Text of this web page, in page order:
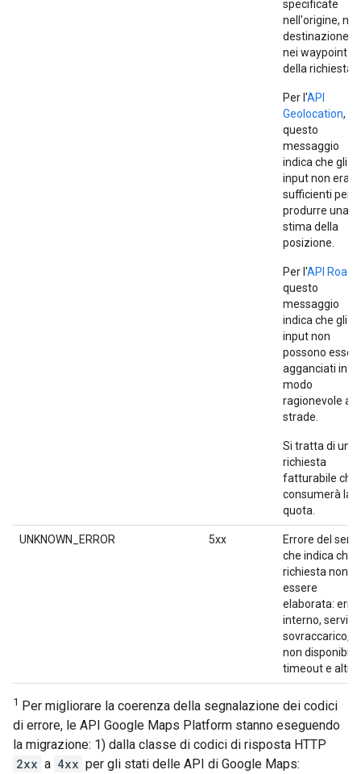
specificate
nell'origine,
destinazione o
nei waypoint
della richiesta.
Per l'API
Geolocation,
questo
messaggio
indica che gli
input non
sufficienti per
produrre una
stima della
posizione.
Per l'API Roads
questo
messaggio
indica che gli
input non
possono
agganciati in
modo
ragionevole
strade.
Si tratta di una
richiesta
fatturabile che
consumerà la
quota.
UNKNOWN_ERROR 5xx
Errore del
che indica che
richiesta non
essere
elaborata:
interno,
sovraccarico,
non disponibile,
timeout e altri.
1 Per migliorare la coerenza della segnalazione dei codici
di errore, le API Google Maps Platform stanno eseguendo
la migrazione: 1) dalla classe di codici di risposta HTTP
2xx a 4xx per gli stati delle API di Google Maps: